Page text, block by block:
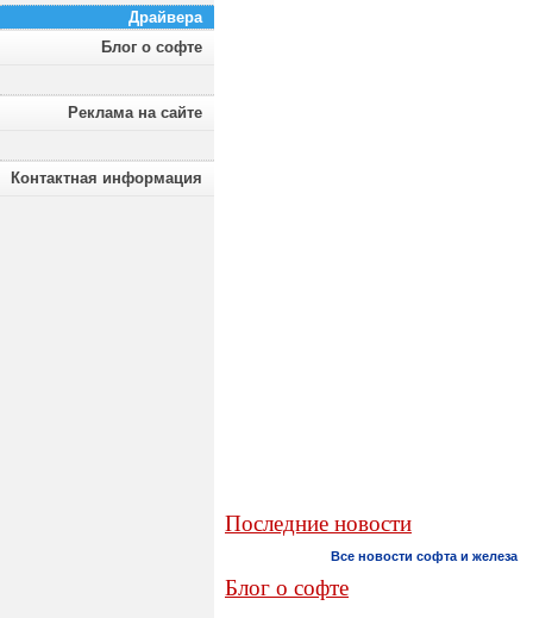
Драйвера
Блог о софте
Реклама на сайте
Контактная информация
Последние новости
Все новости софта и железа
Блог о софте